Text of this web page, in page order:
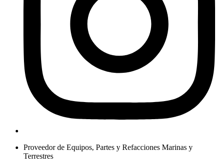
Proveedor de Equipos, Partes y Refacciones Marinas y
Terrestres